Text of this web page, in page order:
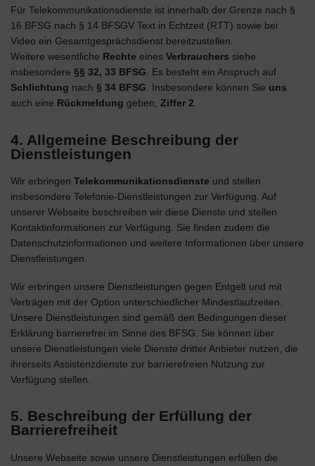
Für Telekommunikationsdienste ist innerhalb der Grenze nach §
16 BFSG nach § 14 BFSGV Text in Echtzeit (RTT) sowie bei
Video ein Gesamtgesprächsdienst bereitzustellen.
Weitere wesentliche Rechte eines Verbrauchers siehe
insbesondere §§ 32, 33 BFSG. Es besteht ein Anspruch auf
Schlichtung nach § 34 BFSG. Insbesondere können Sie uns
auch eine Rückmeldung geben, Ziffer 2.
4. Allgemeine Beschreibung der
Dienstleistungen
Wir erbringen Telekommunikationsdienste und stellen
insbesondere Telefonie-Dienstleistungen zur Verfügung. Auf
unserer Webseite beschreiben wir diese Dienste und stellen
Kontaktinformationen zur Verfügung. Sie finden zudem die
Datenschutzinformationen und weitere Informationen über unsere
Dienstleistungen.
Wir erbringen unsere Dienstleistungen gegen Entgelt und mit
Verträgen mit der Option unterschiedlicher Mindestlaufzeiten.
Unsere Dienstleistungen sind gemäß den Bedingungen dieser
Erklärung barrierefrei im Sinne des BFSG. Sie können über
unsere Dienstleistungen viele Dienste dritter Anbieter nutzen, die
ihrerseits Assistenzdienste zur barrierefreien Nutzung zur
Verfügung stellen.
5. Beschreibung der Erfüllung der
Barrierefreiheit
Unsere Webseite sowie unsere Dienstleistungen erfüllen die